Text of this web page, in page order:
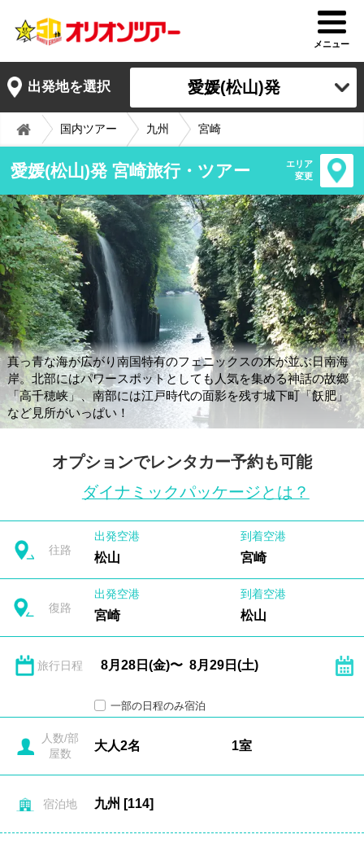
メニュー
出発地を選択 愛媛(松山)発
国内ツアー 九州 宮崎
愛媛(松山)発 宮崎旅行・ツアー
エリア
変更
真っ青な海が広がり南国特有のフェニックスの木が並ぶ日南海
岸。北部にはパワースポットとしても人気を集める神話の故郷
「高千穂峡」、南部には江戸時代の面影を残す城下町「飫肥」
など見所がいっぱい！
オプションでレンタカー予約も可能
ダイナミックパッケージとは？
往路
出発空港
松山
到着空港
宮崎
復路
出発空港
宮崎
到着空港
松山
旅行日程
一部の日程のみ宿泊
人数/部
屋数
宿泊地